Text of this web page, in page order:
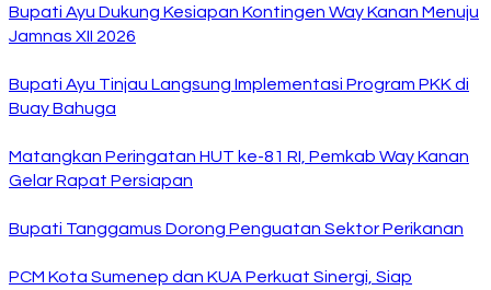
Bupati Ayu Dukung Kesiapan Kontingen Way Kanan Menuju
Jamnas XII 2026
Bupati Ayu Tinjau Langsung Implementasi Program PKK di
Buay Bahuga
Matangkan Peringatan HUT ke-81 RI, Pemkab Way Kanan
Gelar Rapat Persiapan
Bupati Tanggamus Dorong Penguatan Sektor Perikanan
PCM Kota Sumenep dan KUA Perkuat Sinergi, Siap